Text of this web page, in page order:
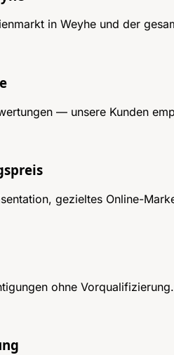
in Weyhe und der
— unsere Kunden
gezieltes Online-
ohne